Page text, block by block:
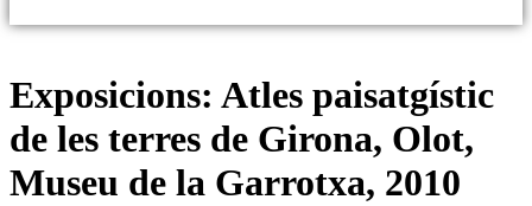
Exposicions: Atles paisatgístic
de les terres de Girona, Olot,
Museu de la Garrotxa, 2010